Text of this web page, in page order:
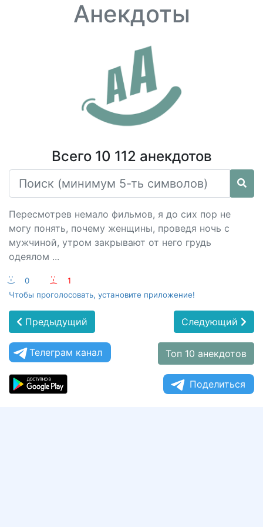
Анекдоты
Всего 10 112 анекдотов
Пересмотрев немало фильмов, я до сих пор не
могу понять, почему женщины, проведя ночь с
мужчиной, утром закрывают от него грудь
одеялом ...
:-) 0 :-(
1
Чтобы проголосовать, установите приложение!
Предыдущий Следующий
Телеграм канал Топ 10 анекдотов
Поделиться